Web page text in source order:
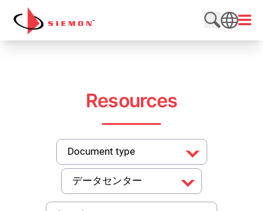
内容をスキップ
検索サイト
メニ
SEARCH
Resources
Filter
by
document
type
Filter
by
Topic